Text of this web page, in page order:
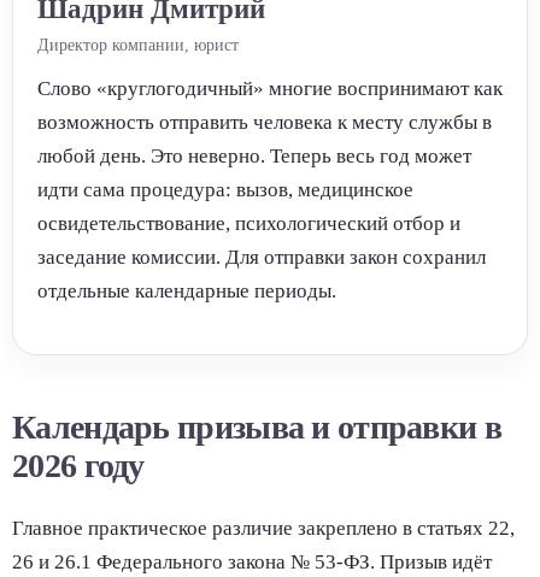
Шадрин Дмитрий
Директор компании, юрист
Слово «круглогодичный» многие воспринимают как
возможность отправить человека к месту службы в
любой день. Это неверно. Теперь весь год может
идти сама процедура: вызов, медицинское
освидетельствование, психологический отбор и
заседание комиссии. Для отправки закон сохранил
отдельные календарные периоды.
Календарь призыва и отправки в
2026 году
Главное практическое различие закреплено в статьях 22,
26 и 26.1 Федерального закона № 53-ФЗ. Призыв идёт